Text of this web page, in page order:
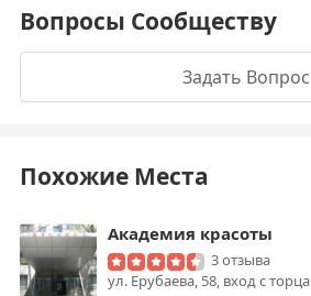
Вопросы Сообществу
Задать Вопрос
Похожие Места
Академия красоты
3 отзыва
ул. Ерубаева, 58, вход с торца